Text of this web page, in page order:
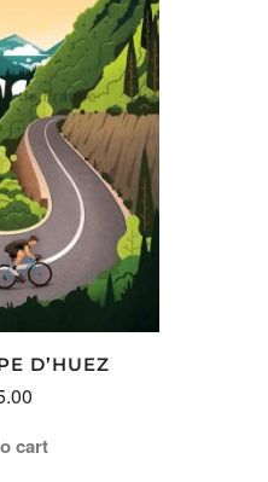
D’HUEZ
cart